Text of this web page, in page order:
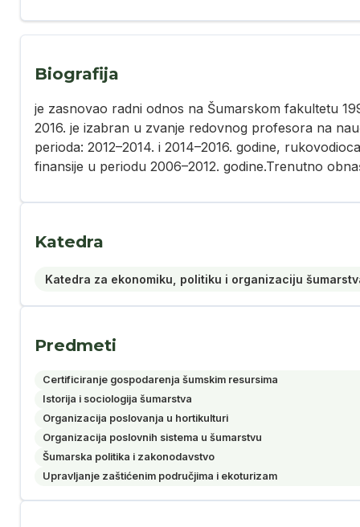
Biografija
je zasnovao radni odnos na Šumarskom fakultetu
2016. je izabran u zvanje redovnog profesora na
perioda: 2012–2014. i 2014–2016. godine,
finansije u periodu 2006–2012. godine.Trenutno
Katedra
Katedra za ekonomiku, politiku i organizaciju
Predmeti
Certificiranje gospodarenja šumskim resursima
Istorija i sociologija šumarstva
Organizacija poslovanja u hortikulturi
Organizacija poslovnih sistema u šumarstvu
Šumarska politika i zakonodavstvo
Upravljanje zaštićenim područjima i ekoturizam